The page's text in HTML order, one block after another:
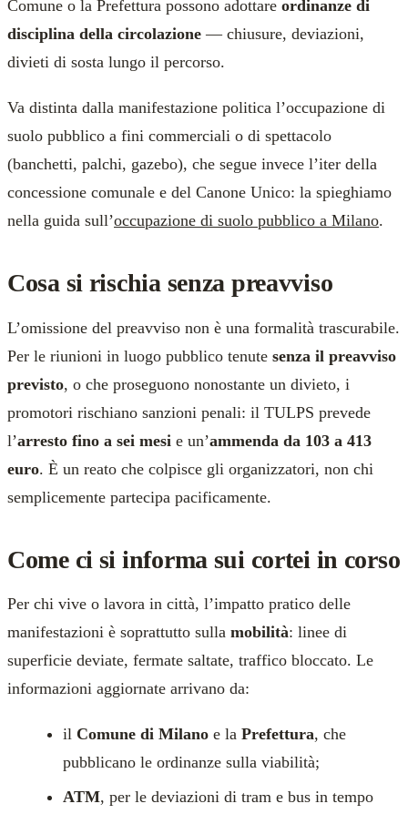
Comune o la Prefettura possono adottare ordinanze di
disciplina della circolazione — chiusure, deviazioni,
divieti di sosta lungo il percorso.
Va distinta dalla manifestazione politica l’occupazione di
suolo pubblico a fini commerciali o di spettacolo
(banchetti, palchi, gazebo), che segue invece l’iter della
concessione comunale e del Canone Unico: la spieghiamo
nella guida sull’occupazione di suolo pubblico a Milano.
Cosa si rischia senza preavviso
L’omissione del preavviso non è una formalità trascurabile.
Per le riunioni in luogo pubblico tenute senza il preavviso
previsto, o che proseguono nonostante un divieto, i
promotori rischiano sanzioni penali: il TULPS prevede
l’arresto fino a sei mesi e un’ammenda da 103 a 413
euro. È un reato che colpisce gli organizzatori, non chi
semplicemente partecipa pacificamente.
Come ci si informa sui cortei in corso
Per chi vive o lavora in città, l’impatto pratico delle
manifestazioni è soprattutto sulla mobilità: linee di
superficie deviate, fermate saltate, traffico bloccato. Le
informazioni aggiornate arrivano da:
il Comune di Milanoe la Prefettura, che
pubblicano le ordinanze sulla viabilità;
ATM, per le deviazioni di tram e bus in tempo